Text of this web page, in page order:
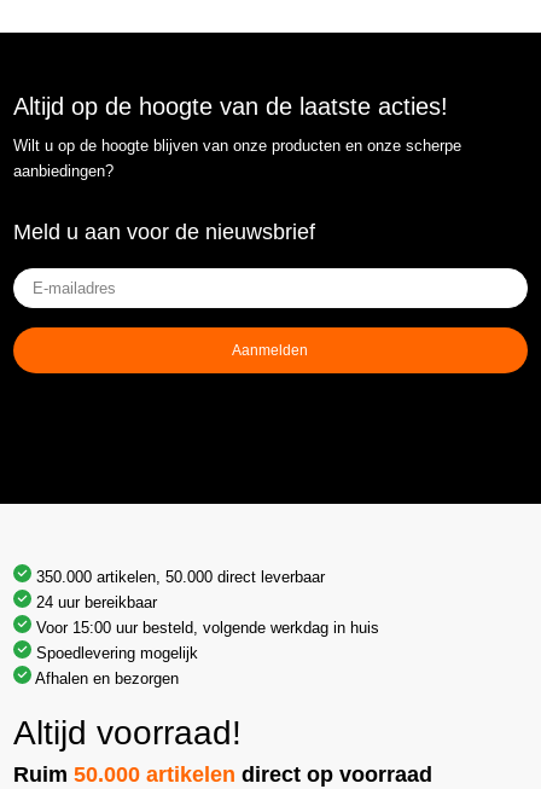
Altijd op de hoogte van de laatste acties!
Wilt u op de hoogte blijven van onze producten en onze scherpe
aanbiedingen?
Meld u aan voor de nieuwsbrief
E-
mailadres(Vereist)
Aanmelden
350.000 artikelen, 50.000 direct leverbaar
24 uur bereikbaar
Voor 15:00 uur besteld, volgende werkdag in huis
Spoedlevering mogelijk
Afhalen en bezorgen
Altijd voorraad!
Ruim50.000 artikelen direct op voorraad